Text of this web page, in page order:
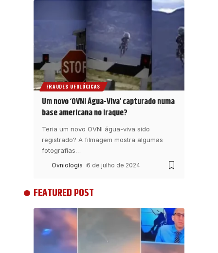
FRAUDES UFOLÓGICAS
Um novo ‘OVNI Água-Viva’ capturado numa
base americana no Iraque?
Teria um novo OVNI água-viva sido
registrado? A filmagem mostra algumas
fotografias…
Ovniologia 6 de julho de 2024
FEATURED POST